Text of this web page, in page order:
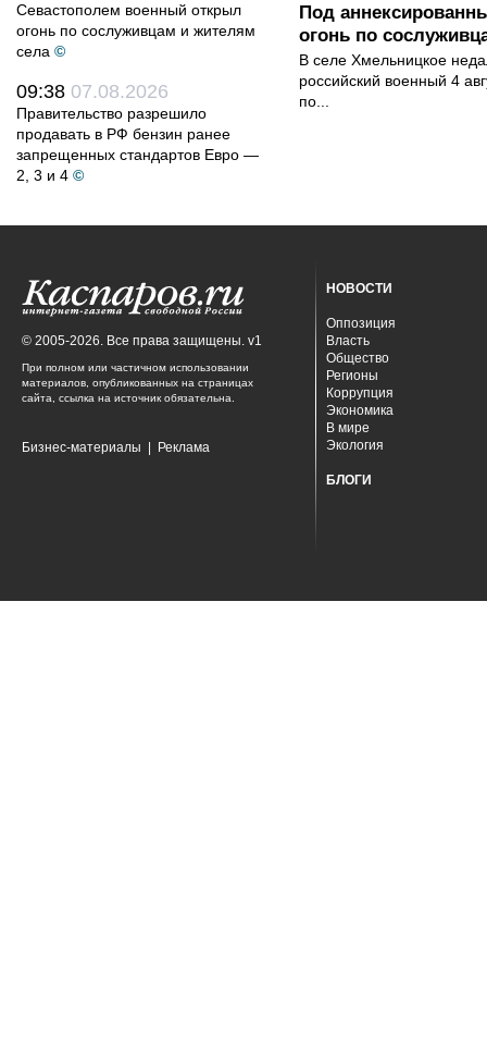
Севастополем военный открыл
огонь по сослуживцам и жителям
села ©
09:38 07.08.2026
Правительство разрешило
продавать в РФ бензин ранее
запрещенных стандартов Евро —
2, 3 и 4 ©
Под
огонь по
В селе Хмельницкое
российский военный 4
по...
© 2005-2026. Все права защищены. v1
При полном или частичном использовании
материалов, опубликованных на страницах
сайта, ссылка на источник обязательна.
Бизнес-материалы Реклама
НОВОСТИ
Оппозиция
Власть
Общество
Регионы
Коррупция
Экономика
В мире
Экология
БЛОГИ